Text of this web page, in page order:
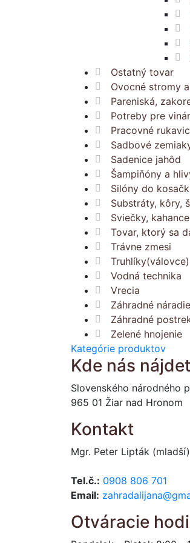
Ostatný tovar
Ovocné stromy
Pareniská,
Potreby pre
Pracovné
Sadbové
Sadenice jahôd
Šampiňóny a
Silóny do
Substráty, kôry,
Sviečky,
Tovar, ktorý sa
Trávne zmesi
Vodná technika
Vrecia
Záhradné náradie
Záhradné
Zelené hnojenie
Kategórie produktov
Kde nás
Slovenského národného
965 01 Žiar nad Hronom
Kontakt
Mgr. Peter Lipták (mladší)
Tel.č.: 0908 806 701
Email:
Otváracie